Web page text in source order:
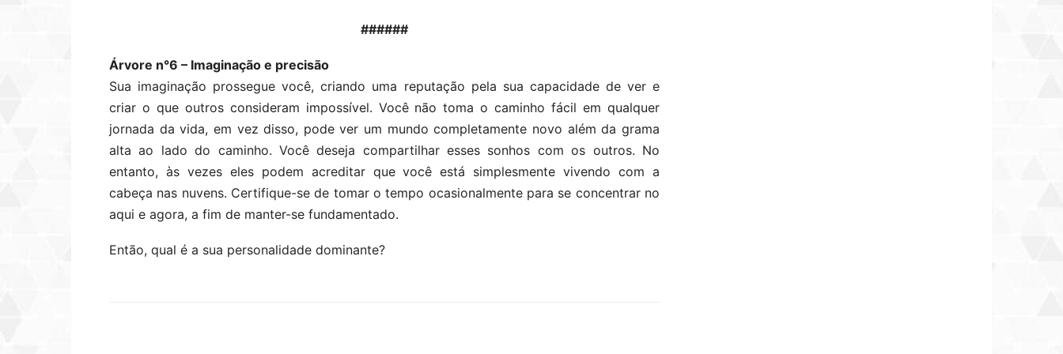
######
Árvore n°6 – Imaginação e precisão
Sua imaginação prossegue você, criando uma reputação pela sua capacidade de ver e
criar o que outros consideram impossível. Você não toma o caminho fácil em qualquer
jornada da vida, em vez disso, pode ver um mundo completamente novo além da grama
alta ao lado do caminho. Você deseja compartilhar esses sonhos com os outros. No
entanto, às vezes eles podem acreditar que você está simplesmente vivendo com a
cabeça nas nuvens. Certifique-se de tomar o tempo ocasionalmente para se concentrar no
aqui e agora, a fim de manter-se fundamentado.
Então, qual é a sua personalidade dominante?